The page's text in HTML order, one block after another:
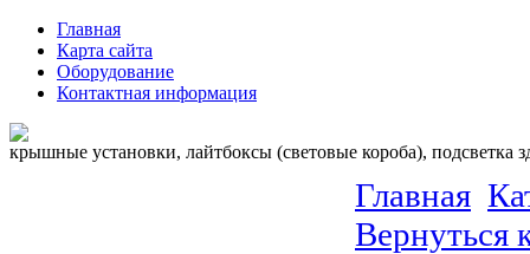
Главная
Карта сайта
Оборудование
Контактная информация
крышные установки, лайтбоксы (световые короба), подсветка
Главная
Вернуться